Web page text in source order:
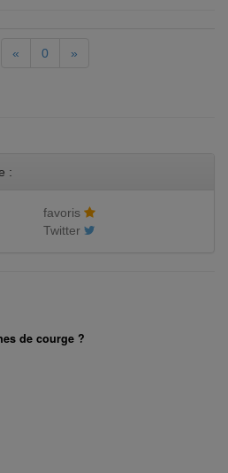
« 0 »
:
favoris
Twitter
de courge ?